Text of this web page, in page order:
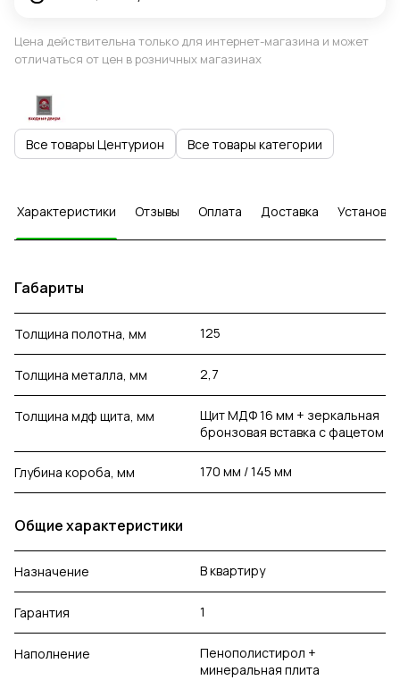
Цена действительна только для интернет-магазина и может
отличаться от цен в розничных магазинах
Все товары Центурион Все товары категории
Характеристики Отзывы Оплата Доставка Установка
Габариты
Толщина полотна, мм 125
Толщина металла, мм 2,7
Толщина мдф щита, мм
Щит МДФ 16 мм + зеркальная
бронзовая вставка с фацетом
Глубина короба, мм 170 мм / 145 мм
Общие характеристики
Назначение В квартиру
Гарантия 1
Наполнение
Пенополистирол +
минеральная плита